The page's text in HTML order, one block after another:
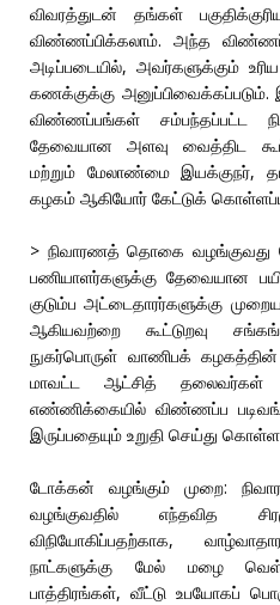
விவரத்துடன் தங்கள்
விண்ணப்பிக்கலாம். அந்த
அடிப்படையில், அவர்களுக்கும்
கணக்குக்கு
விண்ணப்பங்கள் சம்பந்தப்பட்ட
தேவையான அளவு வைத்திட
மற்றும் மேலாண்மை இயக்குநர்,
கழகம் ஆகியோர் கேட்டுக்
> நிவாரணத் தொகை வழங்குவது
பணியாளர்களுக்கு தேவையான
குடும்ப அட்டைதாரர்களுக்கு
ஆகியவற்றை கூட்டுறவு
நுகர்பொருள் வாணிபக்
மாவட்ட ஆட்சித் தலைவர்கள்
எண்ணிக்கையில் விண்ணப்ப
இருப்பதையும் உறுதி செய்து
டோக்கன் வழங்கும் முறை:
வழங்குவதில் எந்தவித
விநியோகிப்பதற்காக,
நாட்களுக்கு மேல் மழை
பாத்திரங்கள், வீட்டு உபயோகப்